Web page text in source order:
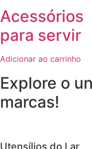
Acessórios
para servir
Adicionar ao carrinho
Explore o
marcas!
Utensílios do Lar